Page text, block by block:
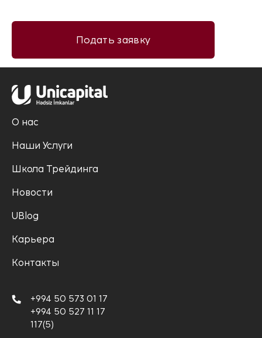
Подать заявку
О нас
Наши Услуги
Школа Трейдинга
Новости
UBlog
Карьера
Контакты
+994 50 573 01 17
+994 50 527 11 17
117(5)